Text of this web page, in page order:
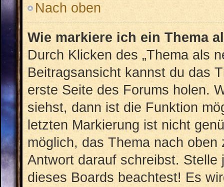
Nach oben
Wie markiere ich ein Thema
Durch Klicken des „Thema als
Beitragsansicht kannst du das
erste Seite des Forums holen.
siehst, dann ist die Funktion
letzten Markierung ist nicht
möglich, das Thema nach
Antwort darauf schreibst.
dieses Boards beachtest! Es